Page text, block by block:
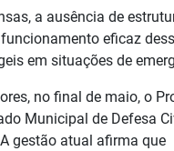
a ausência de
eficaz
em situações de
no final de maio, o
Municipal de Defesa
gestão atual afirma que